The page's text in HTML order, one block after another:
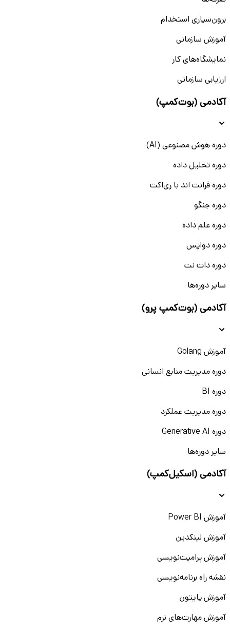
برون‌سپاری استخدام
آموزش سازمانی
نمایشگاه‌های کار
ارزیابی سازمانی
آکادمی (بوت‌کمپ)
دوره هوش مصنوعی (AI)
دوره تحلیل داده
دوره فرانت اند با ری‌اکت
دوره جنگو
دوره علم داده
دوره دواپس
دوره دات نت
سایر دوره‌ها
آکادمی (بوت‌کمپ پرو)
آموزش Golang
دوره مدیریت منابع انسانی
دوره BI
دوره مدیریت عملکرد
دوره Generative AI
سایر دوره‌ها
آکادمی (اسکیل‌کمپ)
آموزش Power BI
آموزش لینکدین
آموزش پرامپت‌نویسی
نقشه راه برنامه‌نویسی
آموزش پایتون
آموزش مهارت‌های نرم